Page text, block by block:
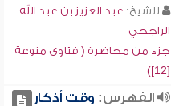
للشيخ: عبد العزيز بن عبد الله
الراجحي
جزء من محاضرة ( فتاوى منوعة
[12])
الفهرس: وقت أذكار